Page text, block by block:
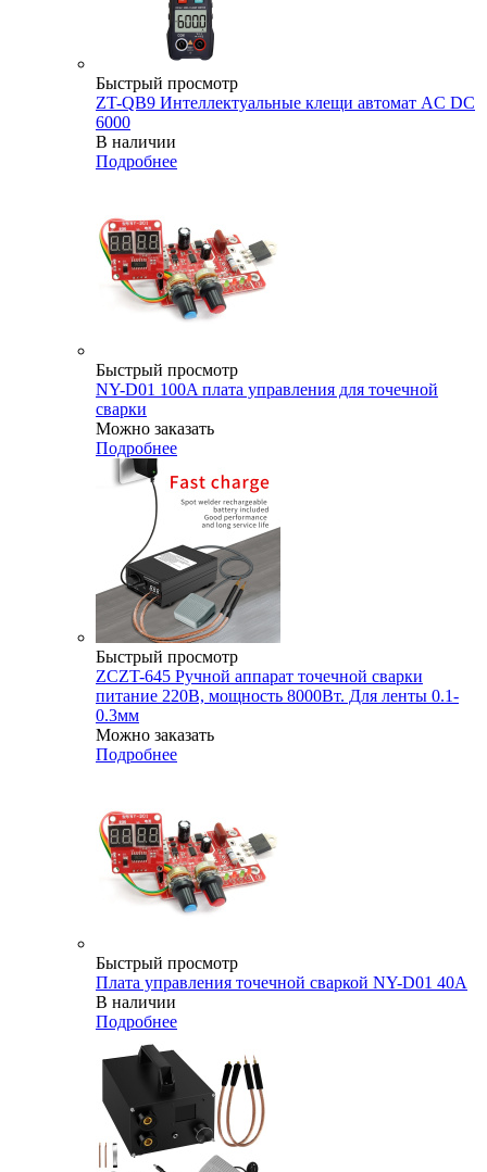
Быстрый просмотр
ZT-QB9 Интеллектуальные клещи автомат AC DC
6000
В наличии
Подробнее
Быстрый просмотр
NY-D01 100A плата управления для точечной
сварки
Можно заказать
Подробнее
Быстрый просмотр
ZCZT-645 Ручной аппарат точечной сварки
питание 220В, мощность 8000Вт. Для ленты 0.1-
0.3мм
Можно заказать
Подробнее
Быстрый просмотр
Плата управления точечной сваркой NY-D01 40А
В наличии
Подробнее